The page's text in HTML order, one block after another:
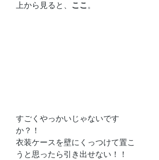
上から見ると、
ここ。
すごくやっかいじゃないです
か？！
衣装ケースを壁にくっつけて置こ
うと思ったら引き出せない！！